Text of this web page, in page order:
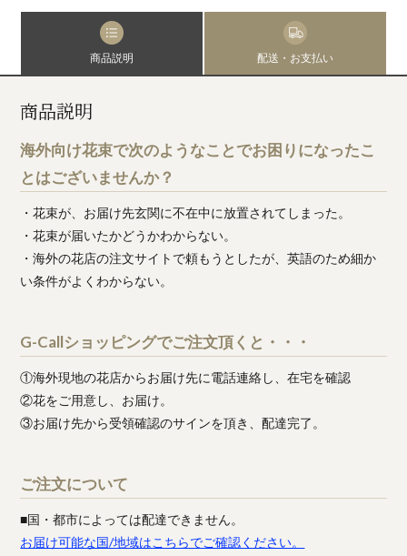
商品説明 配送・お支払い
商品説明
海外向け花束で次のようなことでお困りになったこ
とはございませんか？
・花束が、お届け先玄関に不在中に放置されてしまった。
・花束が届いたかどうかわからない。
・海外の花店の注文サイトで頼もうとしたが、英語のため細か
い条件がよくわからない。
G-Callショッピングでご注文頂くと・・・
①海外現地の花店からお届け先に電話連絡し、在宅を確認
②花をご用意し、お届け。
③お届け先から受領確認のサインを頂き、配達完了。
ご注文について
■国・都市によっては配達できません。
お届け可能な国/地域はこちらでご確認ください。